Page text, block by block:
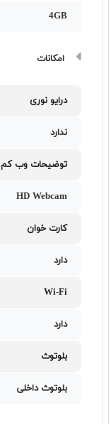
4GB
امکانات
درایو نوری
ندارد
توضیحات وب کم
HD Webcam
کارت خوان
دارد
Wi-Fi
دارد
بلوتوث
بلوتوث داخلی